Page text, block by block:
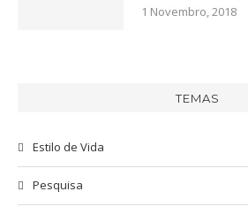
1 Novembro, 2018
TEMAS
Estilo de Vida
Pesquisa